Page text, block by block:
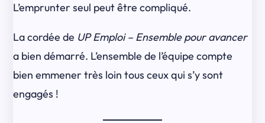
L’emprunter seul peut être compliqué.
La cordée de UP Emploi – Ensemble pour avancer
a bien démarré. L’ensemble de l’équipe compte
bien emmener très loin tous ceux qui s’y sont
engagés !